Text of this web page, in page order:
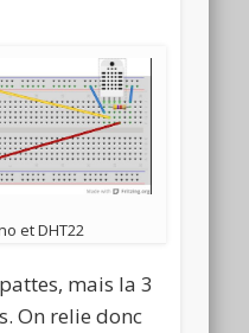
et DHT22
mais la 3
On relie donc